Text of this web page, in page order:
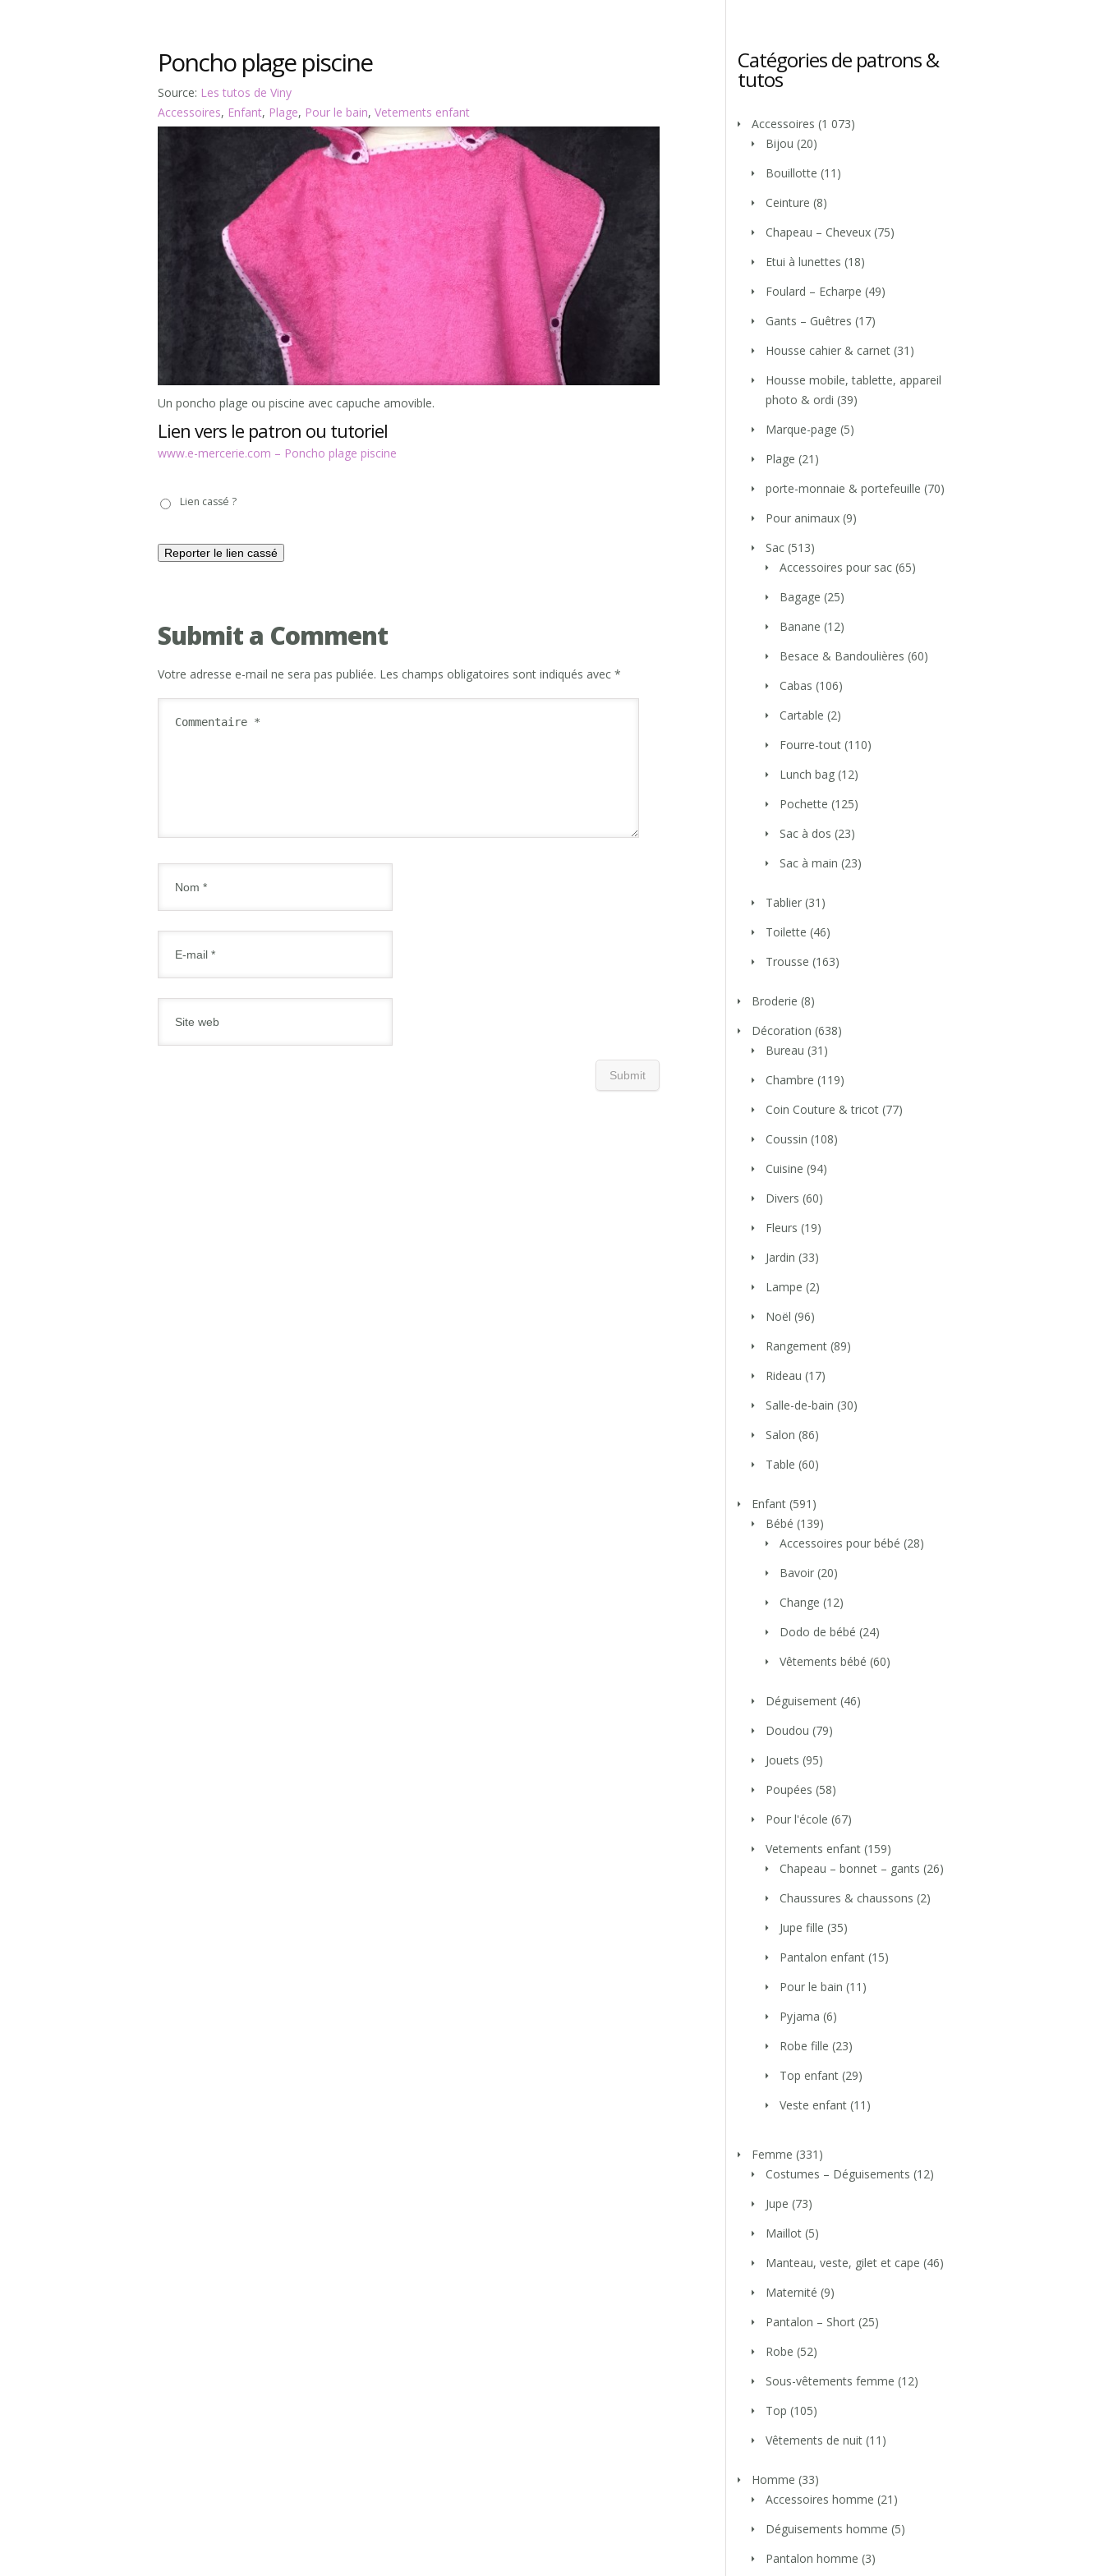
Poncho plage piscine
Source: Les tutos de Viny
Accessoires, Enfant, Plage, Pour le bain, Vetements enfant
Un poncho plage ou piscine avec capuche amovible.
Lien vers le patron ou tutoriel
www.e-mercerie.com – Poncho plage piscine
casséLien cassé ?
Submit a Comment
Votre adresse e-mail ne sera pas publiée. Les champs obligatoires sont indiqués avec *
Catégories de patrons &
tutos
Accessoires (1 073)
Bijou (20)
Bouillotte (11)
Ceinture (8)
Chapeau – Cheveux (75)
Etui à lunettes (18)
Foulard – Echarpe (49)
Gants – Guêtres (17)
Housse cahier & carnet (31)
Housse mobile, tablette, appareil
photo & ordi (39)
Marque-page (5)
Plage (21)
porte-monnaie & portefeuille (70)
Pour animaux (9)
Sac (513)
Accessoires pour sac (65)
Bagage (25)
Banane (12)
Besace & Bandoulières (60)
Cabas (106)
Cartable (2)
Fourre-tout (110)
Lunch bag (12)
Pochette (125)
Sac à dos (23)
Sac à main (23)
Tablier (31)
Toilette (46)
Trousse (163)
Broderie (8)
Décoration (638)
Bureau (31)
Chambre (119)
Coin Couture & tricot (77)
Coussin (108)
Cuisine (94)
Divers (60)
Fleurs (19)
Jardin (33)
Lampe (2)
Noël (96)
Rangement (89)
Rideau (17)
Salle-de-bain (30)
Salon (86)
Table (60)
Enfant (591)
Bébé (139)
Accessoires pour bébé (28)
Bavoir (20)
Change (12)
Dodo de bébé (24)
Vêtements bébé (60)
Déguisement (46)
Doudou (79)
Jouets (95)
Poupées (58)
Pour l'école (67)
Vetements enfant (159)
Chapeau – bonnet – gants (26)
Chaussures & chaussons (2)
Jupe fille (35)
Pantalon enfant (15)
Pour le bain (11)
Pyjama (6)
Robe fille (23)
Top enfant (29)
Veste enfant (11)
Femme (331)
Costumes – Déguisements (12)
Jupe (73)
Maillot (5)
Manteau, veste, gilet et cape (46)
Maternité (9)
Pantalon – Short (25)
Robe (52)
Sous-vêtements femme (12)
Top (105)
Vêtements de nuit (11)
Homme (33)
Accessoires homme (21)
Déguisements homme (5)
Pantalon homme (3)